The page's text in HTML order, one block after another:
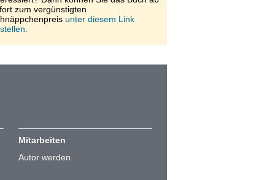
zum vergünstigten
unter diesem Link
Mitarbeiten
Autor werden